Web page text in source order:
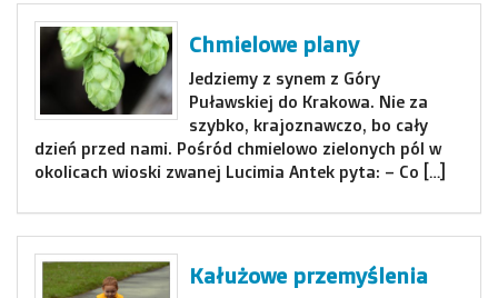
Chmielowe plany
Jedziemy z synem z Góry
Puławskiej do Krakowa. Nie za
szybko, krajoznawczo, bo cały
dzień przed nami. Pośród chmielowo zielonych pól w
okolicach wioski zwanej Lucimia Antek pyta: – Co […]
Kałużowe przemyślenia